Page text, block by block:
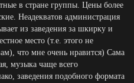
в стране группы. Цены более
Неадекватов администрация
из заведения за шкирку и
место (т.е. этого не
что мне очень нравится) Сама
музыка чаще всего
заведения подобного формата